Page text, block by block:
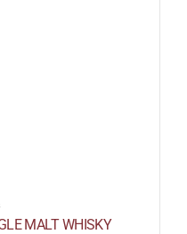
MALT WHISKY